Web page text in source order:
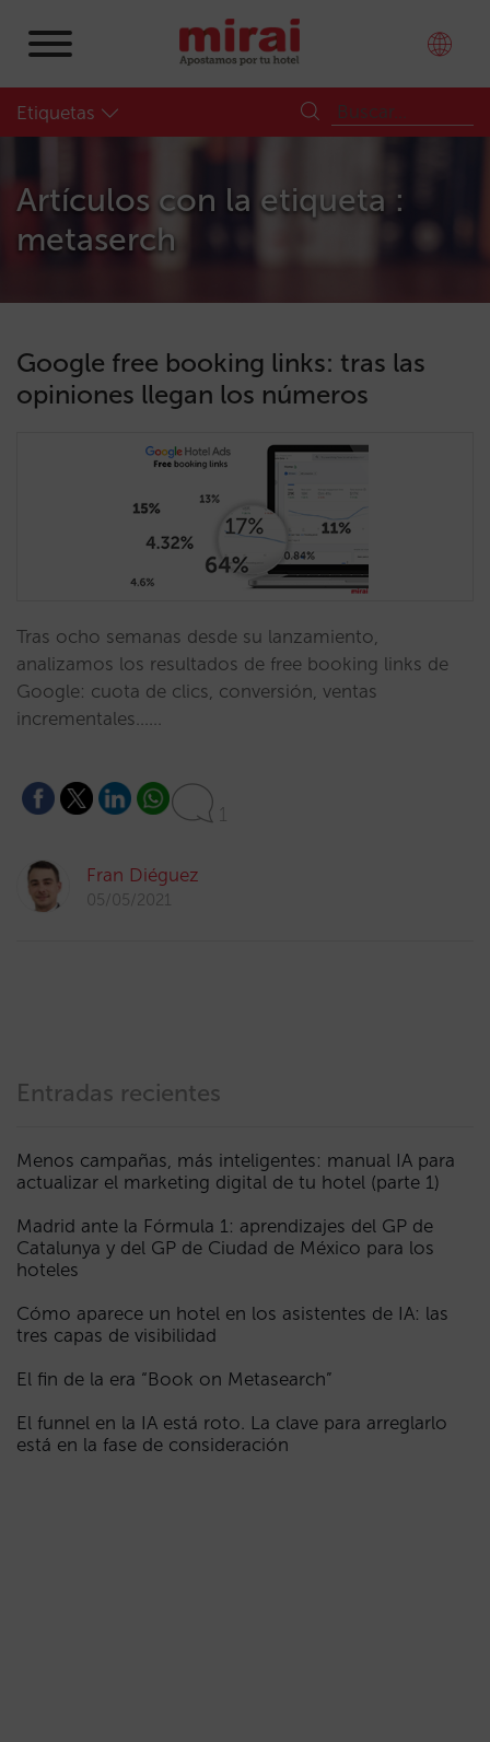
Etiquetas
Artículos con la etiqueta :
metaserch
Google free booking links: tras las
opiniones llegan los números
Tras ocho semanas desde su lanzamiento,
analizamos los resultados de free booking links de
Google: cuota de clics, conversión, ventas
incrementales……
1
Fran Diéguez
05/05/2021
Entradas recientes
Menos campañas, más inteligentes: manual IA para
actualizar el marketing digital de tu hotel (parte 1)
Madrid ante la Fórmula 1: aprendizajes del GP de
Catalunya y del GP de Ciudad de México para los
hoteles
Cómo aparece un hotel en los asistentes de IA: las
tres capas de visibilidad
El fin de la era “Book on Metasearch”
El funnel en la IA está roto. La clave para arreglarlo
está en la fase de consideración